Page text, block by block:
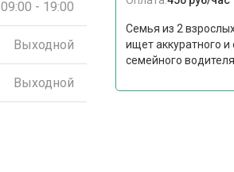
09:00 - 19:00
Выходной
Выходной
Семья из 2
ищет аккуратного и
семейного водителя